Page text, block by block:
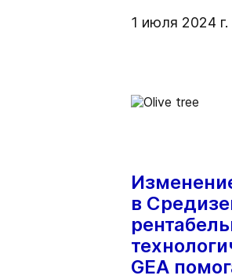
1 июля 2024 г.
в
GEA